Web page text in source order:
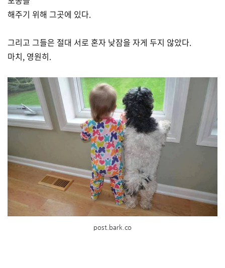
해주기 위해 그곳에 있다.
그리고 그들은 절대 서로 혼자 낮잠을 자게 두지 않았다.
마치, 영원히.
post.bark.co